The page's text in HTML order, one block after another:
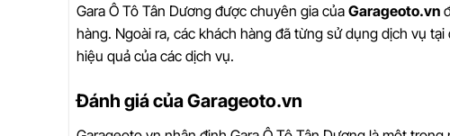
Gara Ô Tô Tân Dương được chuyên gia của Garageoto.vn
hàng. Ngoài ra, các khách hàng đã từng sử dụng dịch vụ
hiệu quả của các dịch vụ.
Đánh giá của Garageoto.vn